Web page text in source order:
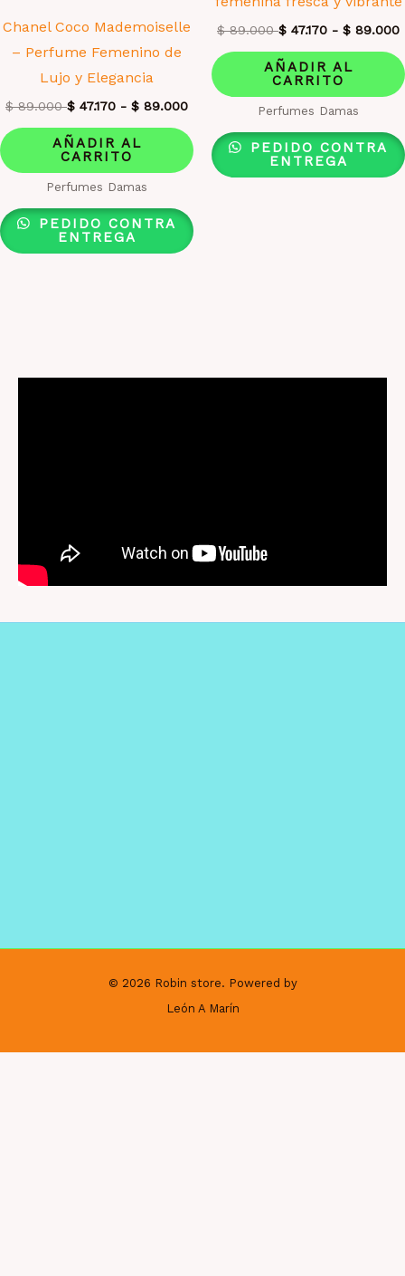
Chanel Coco Mademoiselle
– Perfume Femenino de
Lujo y Elegancia
$89.000 $ 47.170 - $ 89.000
AÑADIR AL
CARRITO
Perfumes Damas
PEDIDO CONTRA
ENTREGA
$89.000 $ 47.170 - $ 89.000
AÑADIR AL
CARRITO
Perfumes Damas
PEDIDO CONTRA
ENTREGA
© 2026 Robin store. Powered by
León A Marín